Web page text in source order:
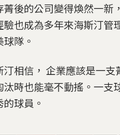
菁後的公司變得煥然一新
驗也成為多年來海斯汀
球隊。
汀相信， 企業應該是一
汰時也能毫不動搖。一支
球員。